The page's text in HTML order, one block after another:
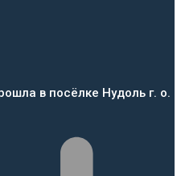
в посёлке Нудоль г. о.